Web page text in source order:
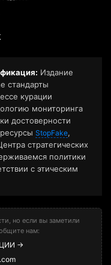
Издание
стандарты
курации
мониторинга
достоверности
StopFake,
стратегических
политики
с этическим
но если вы заметили
нам:
→